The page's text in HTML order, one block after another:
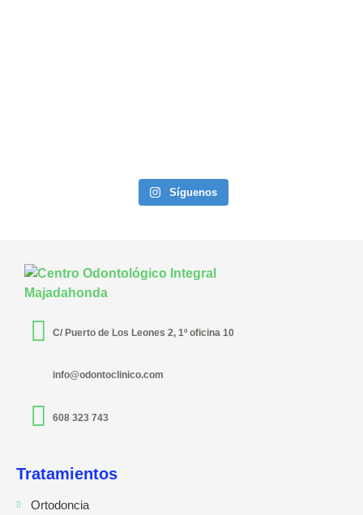
Síguenos
C/ Puerto de Los Leones 2, 1º oficina 10
info@odontoclinico.com
608 323 743
Tratamientos
Ortodoncia